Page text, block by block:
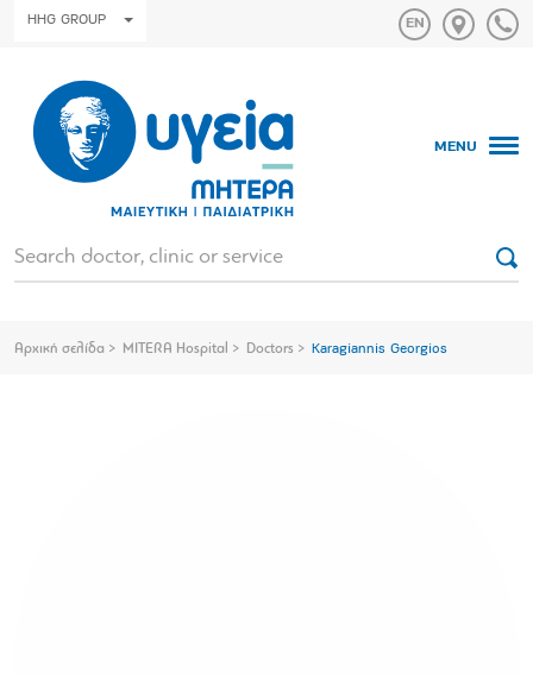
HHG GROUP
MENU
Αρχική σελίδα MITERA Hospital Doctors Karagiannis Georgios